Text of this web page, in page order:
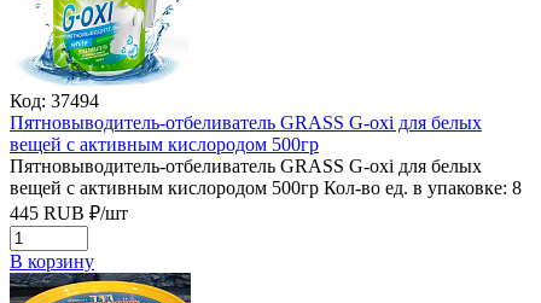
Код: 37494
Пятновыводитель-отбеливатель GRASS G-oxi для белых
вещей с активным кислородом 500гр
Пятновыводитель-отбеливатель GRASS G-oxi для белых
вещей с активным кислородом 500гр Кол-во ед. в упаковке: 8
445 RUB ₽/шт
В корзину